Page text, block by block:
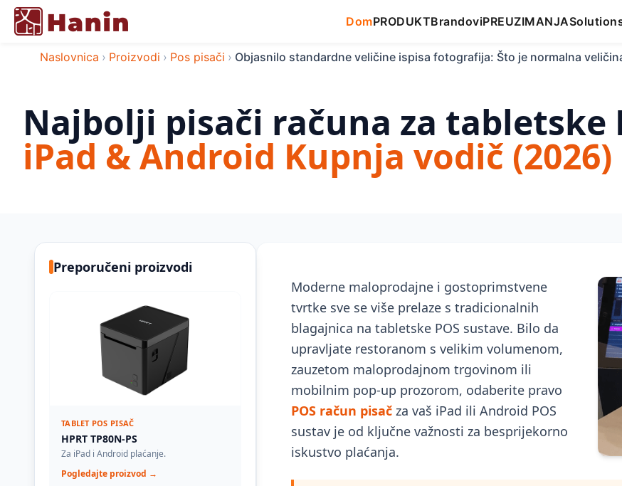
DomPRODUKTBrandoviPREUZIMANJA
Naslovnica › Proizvodi › Pos pisači › Objasnilo standardne veličine ispisa fotografija: Što je normalna
Najbolji pisači računa za tabletske
iPad & Android Kupnja vodič (2026)
Preporučeni proizvodi
TABLET POS PISAČ
HPRT TP80N-PS
Za iPad i Android plaćanje.
Pogledajte proizvod →
Moderne maloprodajne i gostoprimstvene
tvrtke sve se više prelaze s tradicionalnih
blagajnica na tabletske POS sustave. Bilo da
upravljate restoranom s velikim volumenom,
zauzetom maloprodajnom trgovinom ili
mobilnim pop-up prozorom, odaberite pravo
POS račun pisač za vaš iPad ili Android POS
sustav je od ključne važnosti za besprijekorno
iskustvo plaćanja.